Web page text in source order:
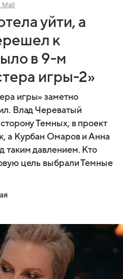
Mail
уйти, а
к
в 9-м
игры-2»
игры» заметно
Влад Череватый
Темных, в проект
а Курбан Омаров и Анна
таким давлением. Кто
цель выбрали Темные